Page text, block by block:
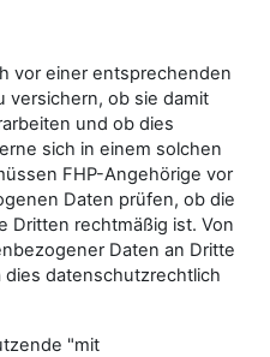
vor einer entsprechenden
versichern, ob sie damit
und ob dies
sich in einem solchen
FHP-Angehörige vor
Daten prüfen, ob die
Dritten rechtmäßig ist. Von
Daten an Dritte
dies datenschutzrechtlich
"mit